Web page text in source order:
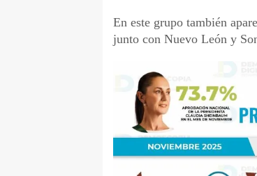
En este grupo también
junto con Nuevo León y